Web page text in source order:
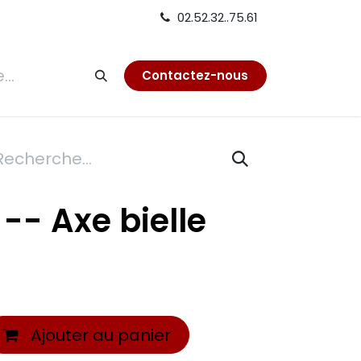
02.52.32..75.61
Contactez-nous
-- Axe bielle
Ajouter au panier